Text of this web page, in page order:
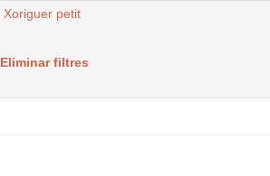
Xoriguer petit
Eliminar filtres